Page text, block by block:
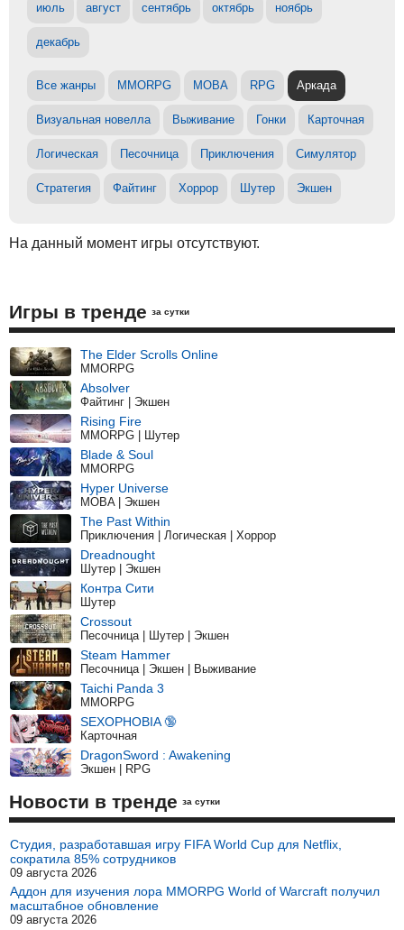
июль август сентябрь октябрь ноябрь
декабрь
Все жанры MMORPG MOBA RPG Аркада
Визуальная новелла Выживание Гонки Карточная
Логическая Песочница Приключения Симулятор
Стратегия Файтинг Хоррор Шутер Экшен
На данный момент игры отсутствуют.
Игры в тренде за сутки
The Elder Scrolls Online
MMORPG
Absolver
Файтинг | Экшен
Rising Fire
MMORPG | Шутер
Blade & Soul
MMORPG
Hyper Universe
MOBA | Экшен
The Past Within
Приключения | Логическая | Хоррор
Dreadnought
Шутер | Экшен
Контра Сити
Шутер
Crossout
Песочница | Шутер | Экшен
Steam Hammer
Песочница | Экшен | Выживание
Taichi Panda 3
MMORPG
SEXOPHOBIA 🔞
Карточная
DragonSword : Awakening
Экшен | RPG
Новости в тренде за сутки
Студия, разработавшая игру FIFA World Cup для Netflix,
сократила 85% сотрудников
09 августа 2026
Аддон для изучения лора MMORPG World of Warcraft получил
масштабное обновление
09 августа 2026